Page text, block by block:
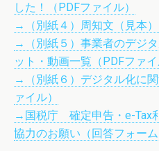
した！（PDFファイル）
→（別紙４）周知文（見本）
→（別紙５）事業者のデジ
ット・動画一覧（PDFファイ
→（別紙６）デジタル化に
ァイル）
→国税庁 確定申告・e-Tax
協力のお願い（回答フォーム